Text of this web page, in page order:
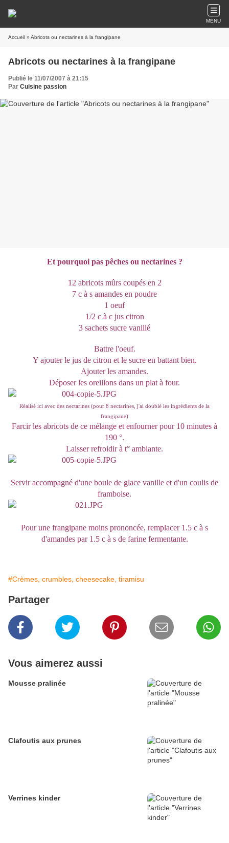
MENU
Accueil » Abricots ou nectarines à la frangipane
Abricots ou nectarines à la frangipane
Publié le 11/07/2007 à 21:15
Par Cuisine passion
Et pourquoi pas pêches ou nectarines ?
12 abricots mûrs coupés en 2
7 c à s amandes en poudre
1 oeuf
1/2 c à c jus citron
3 sachets sucre vanillé
Battre l'oeuf.
Y ajouter le jus de citron et le sucre en battant bien.
Ajouter les amandes.
Déposer les oreillons dans un plat à four.
Réalisé ici avec des nectarines (pour 8 nectarines, j'ai doublé les ingrédients de la
frangipane)
Farcir les abricots de ce mélange et enfourner pour 10 minutes à
190 °.
Laisser refroidir à t° ambiante.
Servir accompagné d'une boule de glace vanille et d'un coulis de
framboise.
Pour une frangipane moins prononcée, remplacer 1.5 c à s
d'amandes par 1.5 c à s de farine fermentante.
#Crèmes, crumbles, cheesecake, tiramisu
Partager
Vous aimerez aussi
Mousse pralinée
Clafoutis aux prunes
Verrines kinder